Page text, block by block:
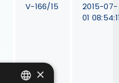
V-166/15
2015-07-
01
×